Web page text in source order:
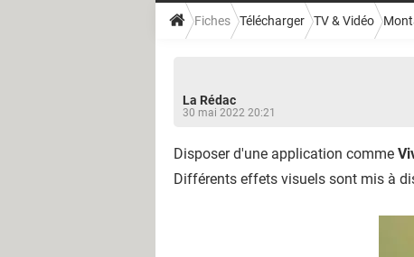
Fiches Télécharger TV & Vidéo
La Rédac
30 mai 2022 20:21
Disposer d'une application comme
Différents effets visuels sont mis à